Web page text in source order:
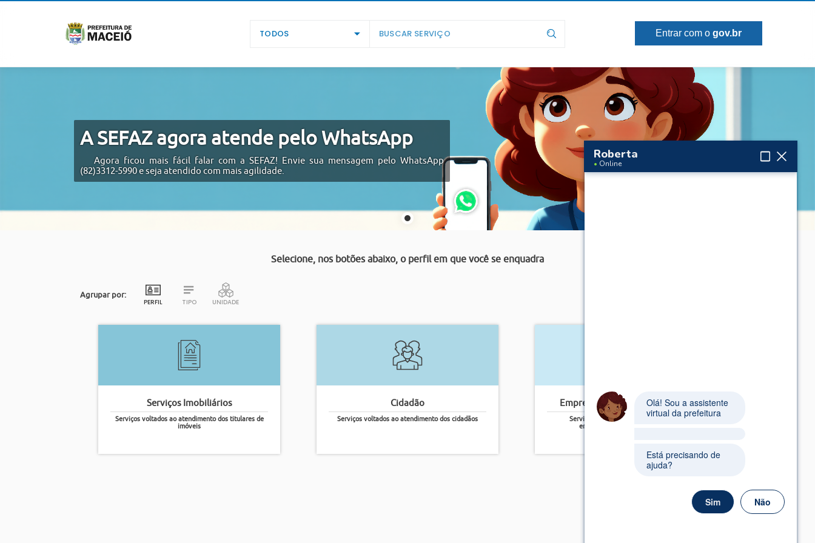
Entrar com o gov.br
TODOS
A SEFAZ agora atende pelo WhatsApp
Agora ficou mais fácil falar com a SEFAZ! Envie sua mensagem pelo WhatsApp
(82)3312-5990 e seja atendido com mais agilidade.
Selecione, nos botões abaixo, o perfil em que você se enquadra
Agrupar por:
UNIDADE
TIPO
PERFIL
Serviços Imobiliários
Serviços voltados ao atendimento dos titulares de
imóveis
Cidadão
Serviços voltados ao atendimento dos cidadãos
Empreendedores e Empresários
Serviços voltados ao atendimento dos
empreendedores e empresários
Roberta
• Online
Olá! Sou a assistente
virtual da prefeitura
Está precisando de
ajuda?
Sim Não